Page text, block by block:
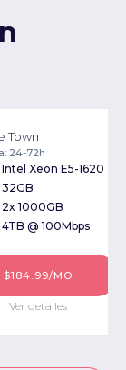
Town
24-72h
32GB
2x 1000GB
4TB @ 100Mbps
$184.99/MO
Ver detalles